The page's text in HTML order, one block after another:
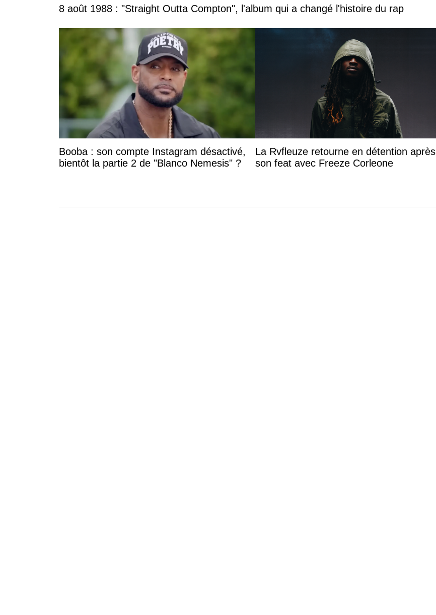
8 août 1988 : "Straight Outta Compton", l'album qui a changé l'histoire du rap
Booba : son compte Instagram désactivé,
bientôt la partie 2 de "Blanco Nemesis" ?
La Rvfleuze retourne en détention après
son feat avec Freeze Corleone